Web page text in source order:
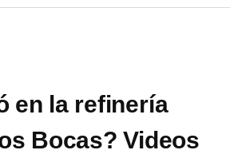
en la refinería
Bocas? Videos